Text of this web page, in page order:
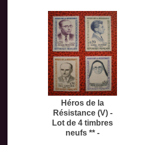
Héros de la
Résistance (V) -
Lot de 4 timbres
neufs ** -